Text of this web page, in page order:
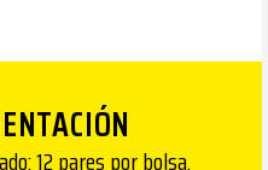
12 pares por bolsa.